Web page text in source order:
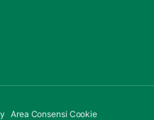
Area Consensi Cookie